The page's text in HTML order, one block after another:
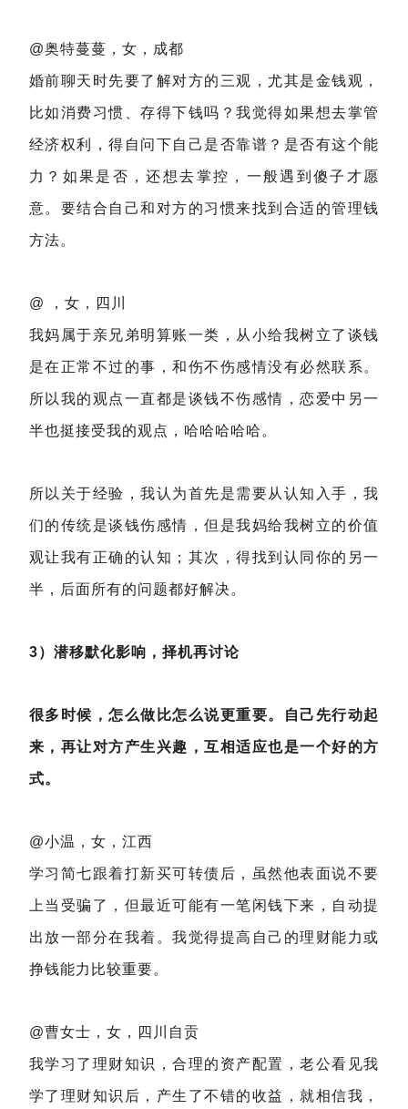
@奥特蔓蔓，女，成都
婚前聊天时先要了解对方的三观，尤其是金钱观，
比如消费习惯、存得下钱吗？我觉得如果想去掌管
经济权利，得自问下自己是否靠谱？是否有这个能
力？如果是否，还想去掌控，一般遇到傻子才愿
意。要结合自己和对方的习惯来找到合适的管理钱
方法。
@ ，女，四川
我妈属于亲兄弟明算账一类，从小给我树立了谈钱
是在正常不过的事，和伤不伤感情没有必然联系。
所以我的观点一直都是谈钱不伤感情，恋爱中另一
半也挺接受我的观点，哈哈哈哈哈。
所以关于经验，我认为首先是需要从认知入手，我
们的传统是谈钱伤感情，但是我妈给我树立的价值
观让我有正确的认知；其次，得找到认同你的另一
半，后面所有的问题都好解决。
3）潜移默化影响，择机再讨论
很多时候，怎么做比怎么说更重要。自己先行动起
来，再让对方产生兴趣，互相适应也是一个好的方
式。
@小温，女，江西
学习简七跟着打新买可转债后，虽然他表面说不要
上当受骗了，但最近可能有一笔闲钱下来，自动提
出放一部分在我着。我觉得提高自己的理财能力或
挣钱能力比较重要。
@曹女士，女，四川自贡
我学习了理财知识，合理的资产配置，老公看见我
学了理财知识后，产生了不错的收益，就相信我，